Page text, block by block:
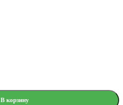
В корзину